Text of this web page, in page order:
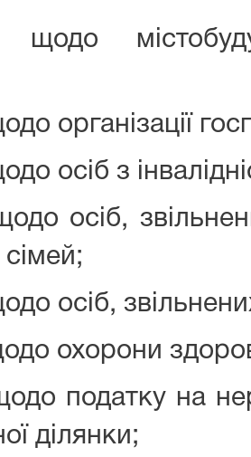
організації
осіб з
осіб,
сімей;
осіб,
охорони
податку на
ділянки;